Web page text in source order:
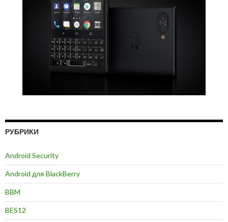
РУБРИКИ
Android Security
Android для BlackBerry
BBM
BES12